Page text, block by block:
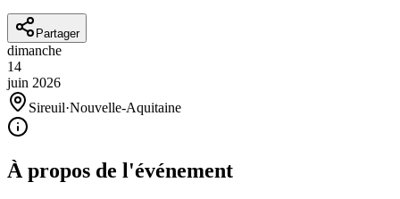
Partager
dimanche
14
juin 2026
Sireuil·Nouvelle-Aquitaine
À propos de l'événement